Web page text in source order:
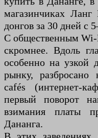
магазинчиках
донгов за 30 дней с
С общественным Wi-
скромнее. Вдоль
особенно на узкой
рынку, разбросано
cafés (интернет-
первый поворот
взимания платы
Дананга.